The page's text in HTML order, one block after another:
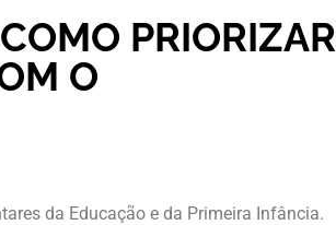
PRIORIZAR
O
da Educação e da Primeira Infância.